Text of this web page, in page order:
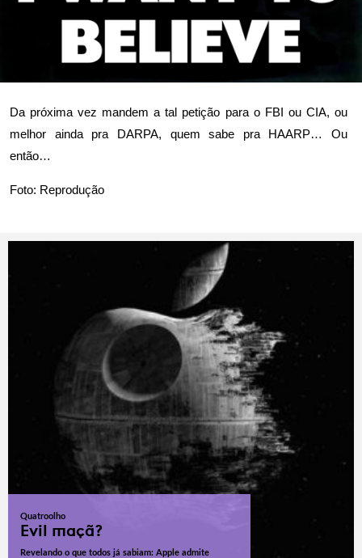
Da próxima vez mandem a tal petição para o FBI ou CIA, ou
melhor ainda pra DARPA, quem sabe pra HAARP… Ou
então…
Foto: Reprodução
Quatroolho
Evil maçã?
Revelando o que todos já sabiam: Apple admite